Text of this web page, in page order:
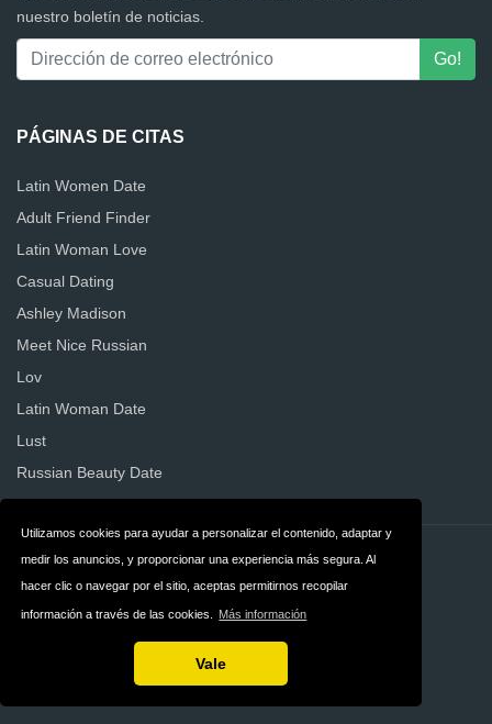
Utilizamos cookies para ayudar a personalizar el contenido, adaptar y
medir los anuncios, y proporcionar una experiencia más segura. Al
hacer clic o navegar por el sitio, aceptas permitirnos recopilar
información a través de las cookies. Más información
Vale
nuestro boletín de noticias.
PÁGINAS DE CITAS
Latin Women Date
Adult Friend Finder
Latin Woman Love
Casual Dating
Ashley Madison
Meet Nice Russian
Lov
Latin Woman Date
Lust
Russian Beauty Date
Contacto Privacidad
Términos y Colombia
Copyright © 2026 DatingWebsites.com.co